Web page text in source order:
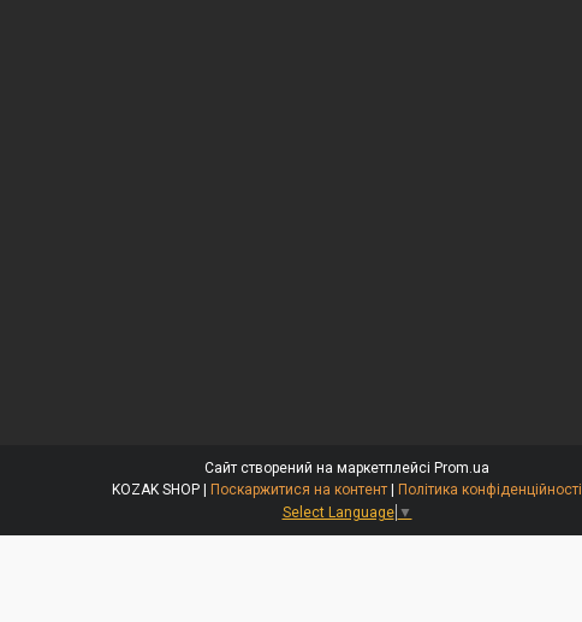
Сайт створений на маркетплейсі Prom.ua
Поскаржитися на контент
Політика конфіденційності
Select Language ▼